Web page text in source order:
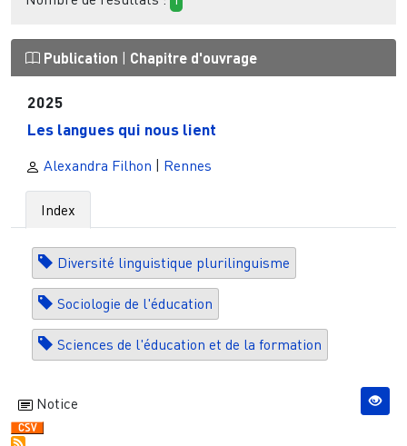
Publication Chapitre d'ouvrage
2025
Les langues qui nous lient
Alexandra Filhon | Rennes
Index
Diversité linguistique plurilinguisme
Sociologie de l'éducation
Sciences de l'éducation et de la formation
Notice